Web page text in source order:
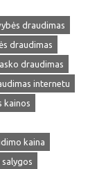
draudimas
draudimas
draudimas
internetu
kainos
kaina